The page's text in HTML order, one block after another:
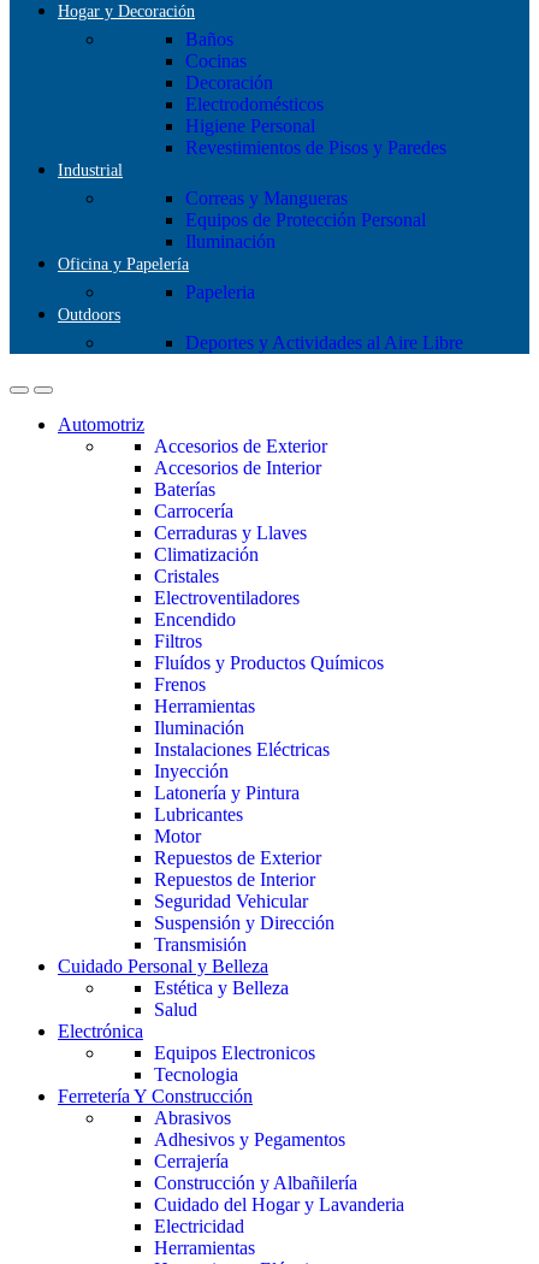
Hogar y Decoración
Baños
Cocinas
Decoración
Electrodomésticos
Higiene Personal
Revestimientos de Pisos y Paredes
Industrial
Correas y Mangueras
Equipos de Protección Personal
Iluminación
Oficina y Papelería
Papeleria
Outdoors
Deportes y Actividades al Aire Libre
Automotriz
Accesorios de Exterior
Accesorios de Interior
Baterías
Carrocería
Cerraduras y Llaves
Climatización
Cristales
Electroventiladores
Encendido
Filtros
Fluídos y Productos Químicos
Frenos
Herramientas
Iluminación
Instalaciones Eléctricas
Inyección
Latonería y Pintura
Lubricantes
Motor
Repuestos de Exterior
Repuestos de Interior
Seguridad Vehicular
Suspensión y Dirección
Transmisión
Cuidado Personal y Belleza
Estética y Belleza
Salud
Electrónica
Equipos Electronicos
Tecnologia
Ferretería Y Construcción
Abrasivos
Adhesivos y Pegamentos
Cerrajería
Construcción y Albañilería
Cuidado del Hogar y Lavanderia
Electricidad
Herramientas